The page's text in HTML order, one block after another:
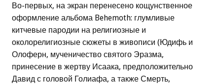
Во-первых, на экран перенесено кощунственное
оформление альбома Behemoth: глумливые
китчевые пародии на религиозные и
околорелигиозные сюжеты в живописи (Юдифь и
Олоферн, мученичество святого Эразма,
принесение в жертву Исаака, предположительно
Давид с головой Голиафа, а также Смерть,